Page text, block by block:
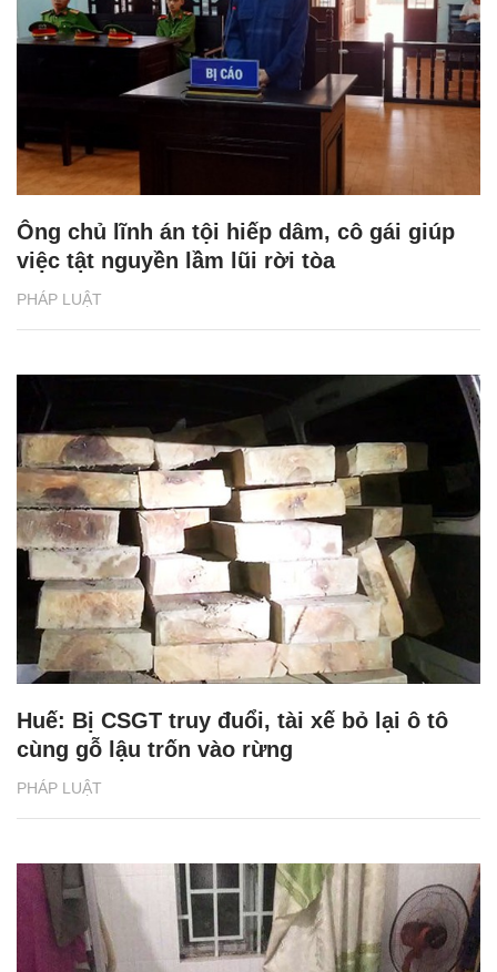
PHÁP LUẬT
Ông chủ lĩnh án tội hiếp dâm, cô gái giúp
việc tật nguyền lầm lũi rời tòa
PHÁP LUẬT
Huế: Bị CSGT truy đuổi, tài xế bỏ lại ô tô
cùng gỗ lậu trốn vào rừng